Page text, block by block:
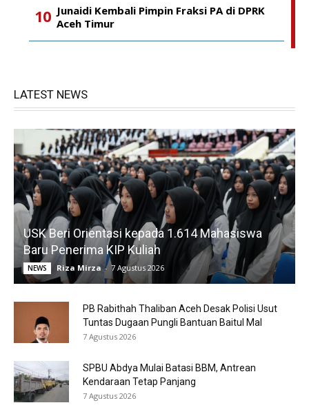
Junaidi Kembali Pimpin Fraksi PA di DPRK
Aceh Timur
LATEST NEWS
USK Beri Orientasi kepada 1.614 Mahasiswa
Baru Penerima KIP Kuliah
NEWS Riza Mirza - 7 Agustus 2026
PB Rabithah Thaliban Aceh Desak Polisi Usut
Tuntas Dugaan Pungli Bantuan Baitul Mal
7 Agustus 2026
SPBU Abdya Mulai Batasi BBM, Antrean
Kendaraan Tetap Panjang
7 Agustus 2026